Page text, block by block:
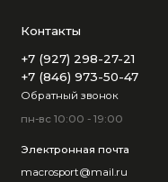
Контакты
+7 (927) 298-27-21
+7 (846) 973-50-47
Обратный звонок
пн-вс 10:00 - 19:00
Электронная почта
macrosport@mail.ru